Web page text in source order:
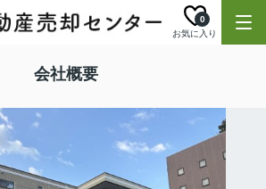
お気に入り
0
会社概要